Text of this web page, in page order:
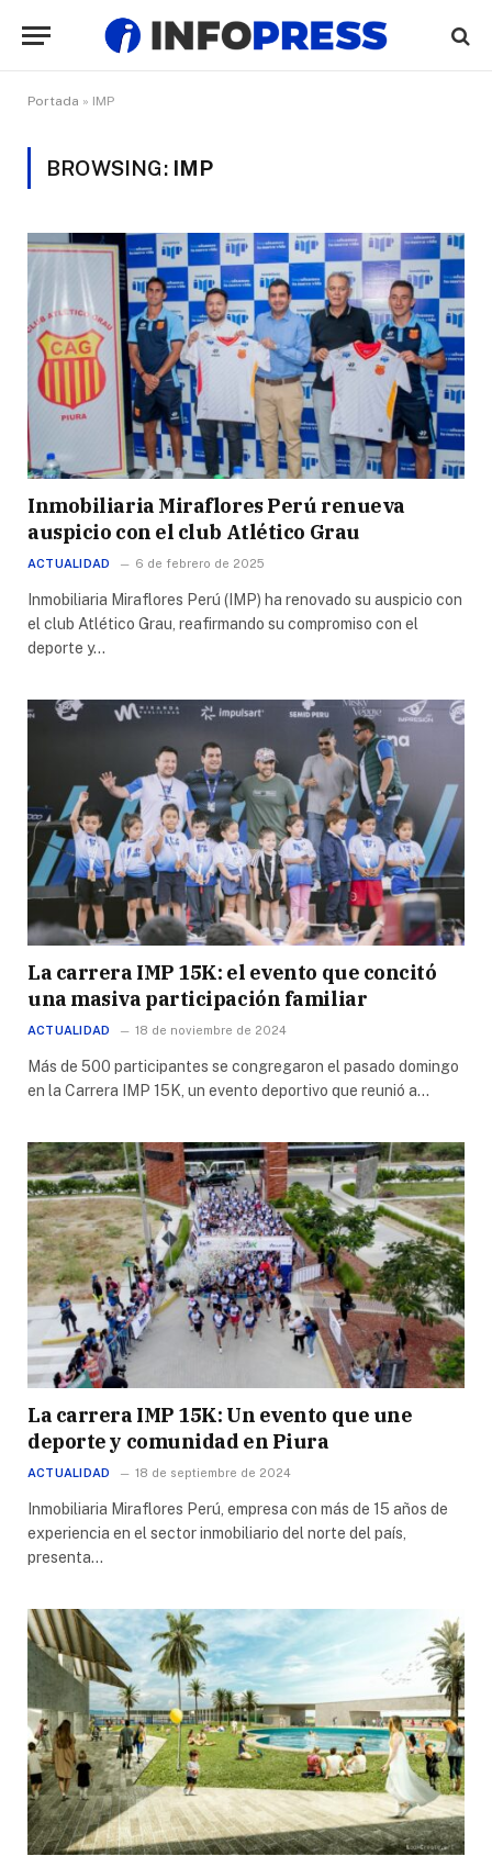
Portada » IMP
BROWSING: IMP
Inmobiliaria Miraflores Perú renueva
auspicio con el club Atlético Grau
ACTUALIDAD 6 de febrero de 2025
Inmobiliaria Miraflores Perú (IMP) ha renovado su auspicio con
el club Atlético Grau, reafirmando su compromiso con el
deporte y…
La carrera IMP 15K: el evento que concitó
una masiva participación familiar
ACTUALIDAD 18 de noviembre de 2024
Más de 500 participantes se congregaron el pasado domingo
en la Carrera IMP 15K, un evento deportivo que reunió a…
La carrera IMP 15K: Un evento que une
deporte y comunidad en Piura
ACTUALIDAD 18 de septiembre de 2024
Inmobiliaria Miraflores Perú, empresa con más de 15 años de
experiencia en el sector inmobiliario del norte del país,
presenta…